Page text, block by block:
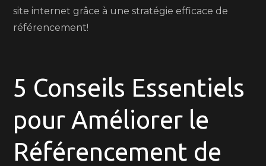
site internet grâce à une stratégie efficace de
référencement!
5 Conseils Essentiels
pour Améliorer le
Référencement de